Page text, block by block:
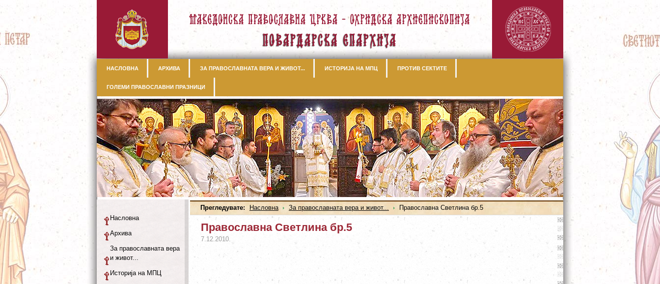
НАСЛОВНА АРХИВА ЗА ПРАВОСЛАВНАТА ВЕРА И ЖИВОТ... ИСТОРИЈА НА МПЦ ПРОТИВ СЕКТИТЕ
ГОЛЕМИ ПРАВОСЛАВНИ ПРАЗНИЦИ
Прегледувате: Насловна За православната вера и живот... Православна Светлина бр.5
Православна Светлина бр.5
7.12.2010.
Насловна
Архива
За православната вера
и живот...
Историја на МПЦ